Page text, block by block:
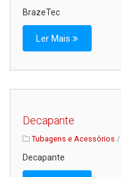
Permutadores de Placas
Serviços
Armazém e Logística
As Nossas Dicas
BrazeTec
Ler Mais
Decapante
Tubagens e Acessórios /
Decapante